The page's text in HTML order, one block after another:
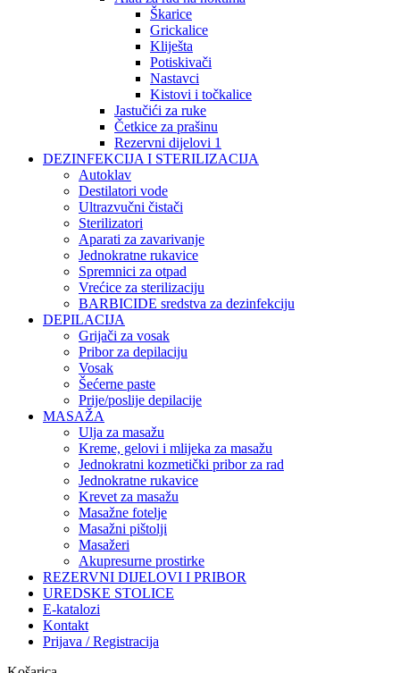
Škarice
Grickalice
Kliješta
Potiskivači
Nastavci
Kistovi i točkalice
Jastučići za ruke
Četkice za prašinu
Rezervni dijelovi 1
DEZINFEKCIJA I STERILIZACIJA
Autoklav
Destilatori vode
Ultrazvučni čistači
Sterilizatori
Aparati za zavarivanje
Jednokratne rukavice
Spremnici za otpad
Vrećice za sterilizaciju
BARBICIDE sredstva za dezinfekciju
DEPILACIJA
Grijači za vosak
Pribor za depilaciju
Vosak
Šećerne paste
Prije/poslije depilacije
MASAŽA
Ulja za masažu
Kreme, gelovi i mlijeka za masažu
Jednokratni kozmetički pribor za rad
Jednokratne rukavice
Krevet za masažu
Masažne fotelje
Masažni pištolji
Masažeri
Akupresurne prostirke
REZERVNI DIJELOVI I PRIBOR
UREDSKE STOLICE
E-katalozi
Kontakt
Prijava / Registracija